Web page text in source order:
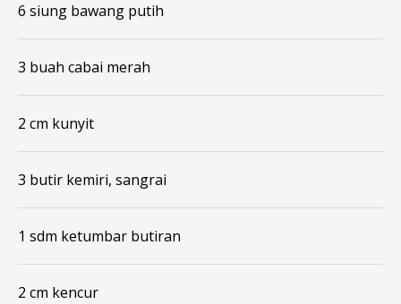
6 siung bawang putih
3 buah cabai merah
2 cm kunyit
3 butir kemiri, sangrai
1 sdm ketumbar butiran
2 cm kencur